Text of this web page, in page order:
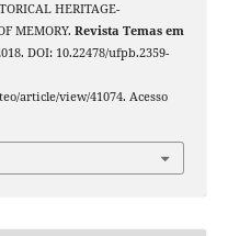
HERITAGE-
MEMORY. Revista Temas em
DOI: 10.22478/ufpb.2359-
article/view/41074. Acesso